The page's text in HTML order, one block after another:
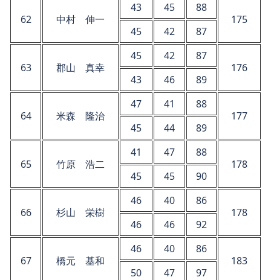
62 中村 伸一
43 45
88
175
45
42 87
63 郡山 真幸
45 42
87
176
43
46 89
64 米森 隆治
47 41
88
177
45
44 89
65 竹原 浩二
41 47
88
178
45
45 90
66 杉山 栄樹
46 40
86
178
46
46 92
67 橋元 基和
46 40
86
183
50
47 97